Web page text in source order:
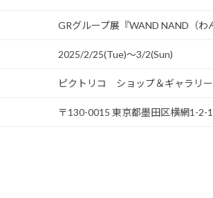
GRグループ展『WAND NAND（
2025/2/25(Tue)〜3/2(Sun)
ピクトリコ ショップ＆ギャラリー
〒130-0015 東京都墨田区横網1-2-